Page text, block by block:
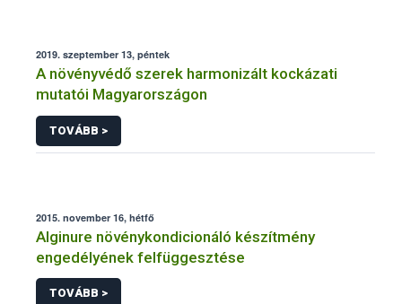
2019. szeptember 13, péntek
A növényvédő szerek harmonizált kockázati
mutatói Magyarországon
TOVÁBB >
2015. november 16, hétfő
Alginure növénykondicionáló készítmény
engedélyének felfüggesztése
TOVÁBB >